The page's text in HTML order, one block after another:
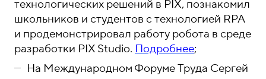
технологических решений в PIX, познакомил
школьников и студентов с технологией RPA
и продемонстрировал работу робота в среде
разработки PIX Studio. Подробнее;
На Международном Форуме Труда Сергей